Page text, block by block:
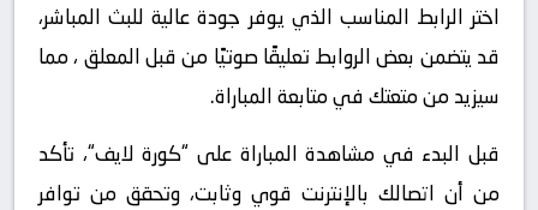
اختر الرابط المناسب الذي يوفر جودة عالية للبث المباشر،
قد يتضمن بعض الروابط تعليقًا صوتيًا من قبل المعلق ، مما
سيزيد من متعتك في متابعة المباراة.
قبل البدء في مشاهدة المباراة على “كورة لايف“، تأكد
من أن اتصالك بالإنترنت قوي وثابت، وتحقق من توافر